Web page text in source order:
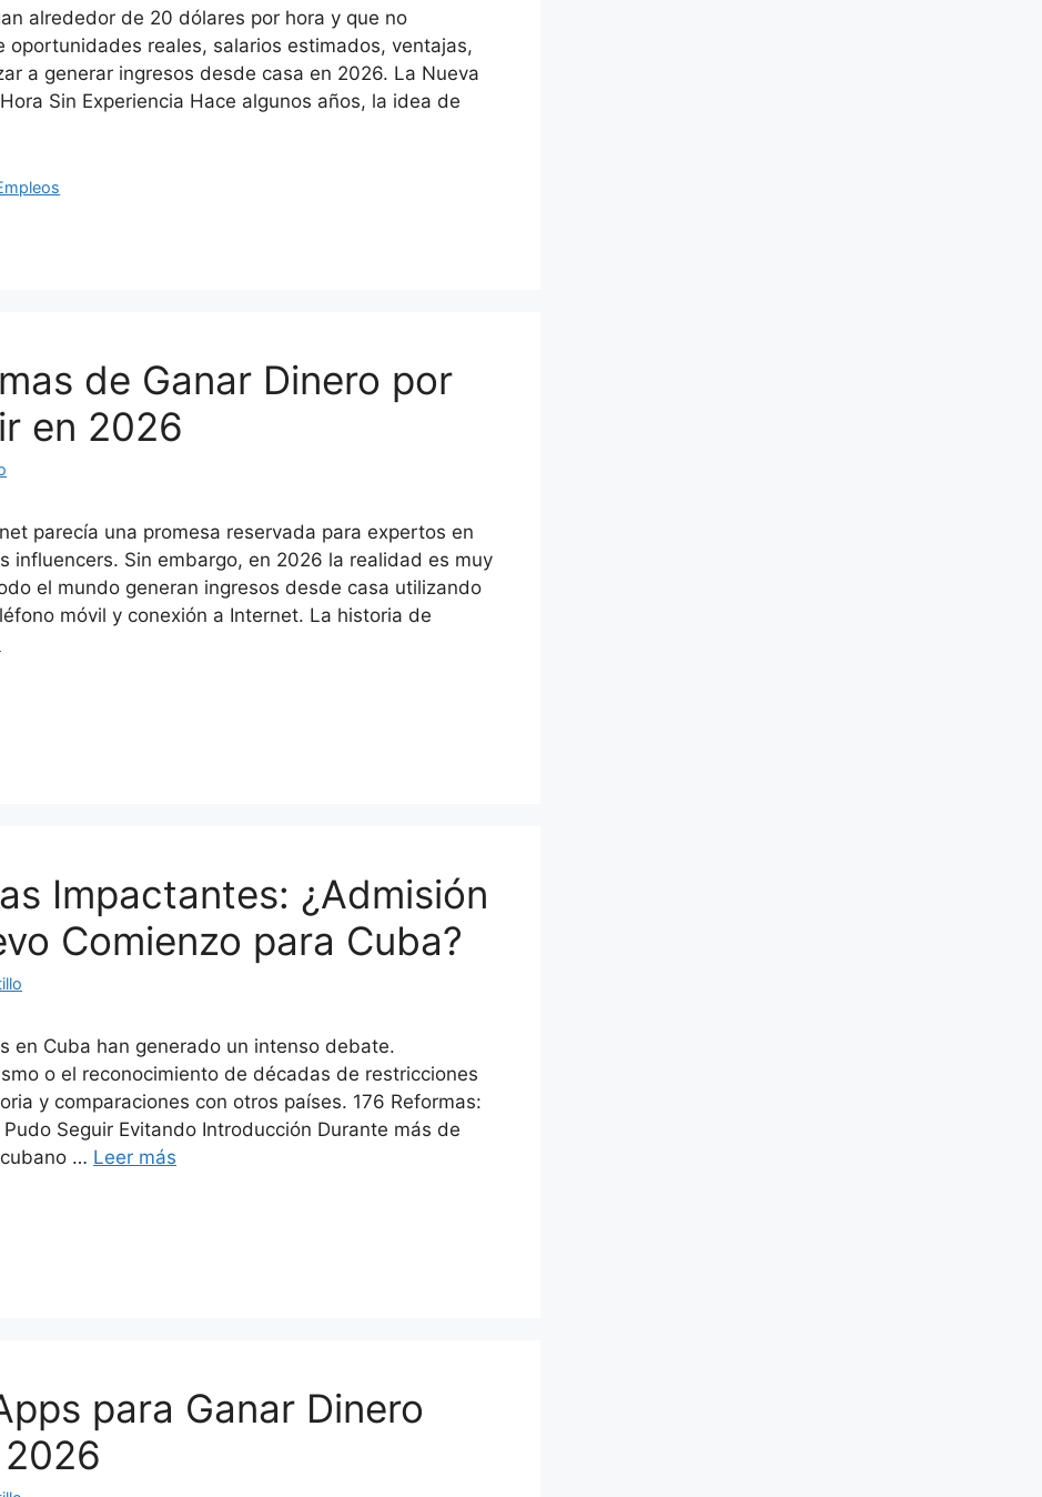
alrededor de 20 dólares por hora y que no
oportunidades reales, salarios estimados, ventajas,
a generar ingresos desde casa en 2026. La Nueva
Sin Experiencia Hace algunos años, la idea de
de Ganar Dinero por
en 2026
parecía una promesa reservada para expertos en
influencers. Sin embargo, en 2026 la realidad es muy
el mundo generan ingresos desde casa utilizando
móvil y conexión a Internet. La historia de
Impactantes: ¿Admisión
Comienzo para Cuba?
en Cuba han generado un intenso debate.
o el reconocimiento de décadas de restricciones
y comparaciones con otros países. 176 Reformas:
Seguir Evitando Introducción Durante más de
… Leer más
para Ganar Dinero